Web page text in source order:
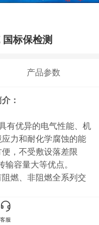
标保检测
产品参数
：
有优异的电气性能、机
力和耐化学腐蚀的能
，不受敷设落差限
输容量大等优点。
阻燃、非阻燃全系列交
国际标准IEC60502、
组织生产。本公司企业
客服